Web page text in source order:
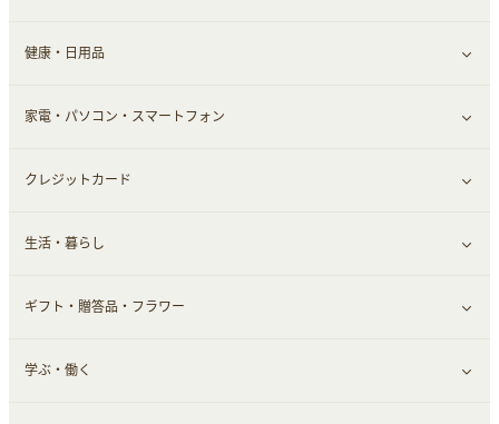
インナー・下着
靴・フットウェア
小物・かばん
スーツ・フォーマル
グルメ
ドリンク
お酒
食材宅配
すべて見る
スキンケア
メイクアップ
ヘアケア
メンズ美容
美容・ダイエット用品
健康・日用品
すべて見る
健康食品｜青汁・飲料
健康食品｜乳酸菌・ケフィア
健康食品｜その他
スポーツ・フィットネス
家電・パソコン・スマートフォン
すべて見る
家電・パソコン・ソフトウェア
スマホ・携帯電話・SIM
クレジットカード
すべて見る
クレジットカード
生活・暮らし
すべて見る
車情報・カーシェア・レンタル
ギフト・贈答品・フラワー
すべて見る
学ぶ・働く